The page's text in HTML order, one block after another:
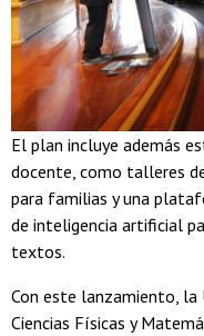
El plan incluye además
docente, como talleres
para familias y una
de inteligencia artificial
textos.
Con este lanzamiento, la
Ciencias Físicas y